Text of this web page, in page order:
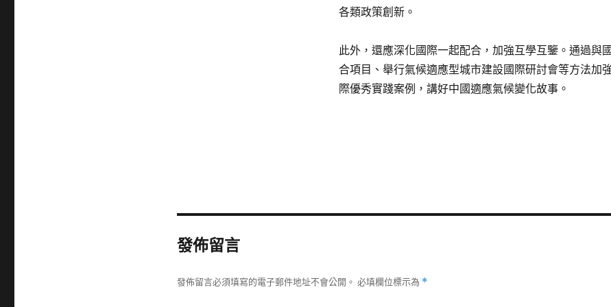
各類政策創新。
此外，還應深化國際一起配合，加強互學互鑒。通過與
合項目、舉行氣候適應型城市建設國際研討會等方法加
際優秀實踐案例，講好中國適應氣候變化故事。
發佈留言
發佈留言必須填寫的電子郵件地址不會公開。 必填欄位標示為 *